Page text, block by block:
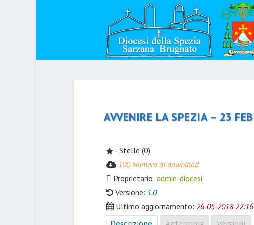
AVVENIRE LA SPEZIA – 23
- Stelle (0)
100 Numero di download
Proprietario: admin-diocesi
Versione: 1.0
Ultimo aggiornamento: 26-05-2018 22:16